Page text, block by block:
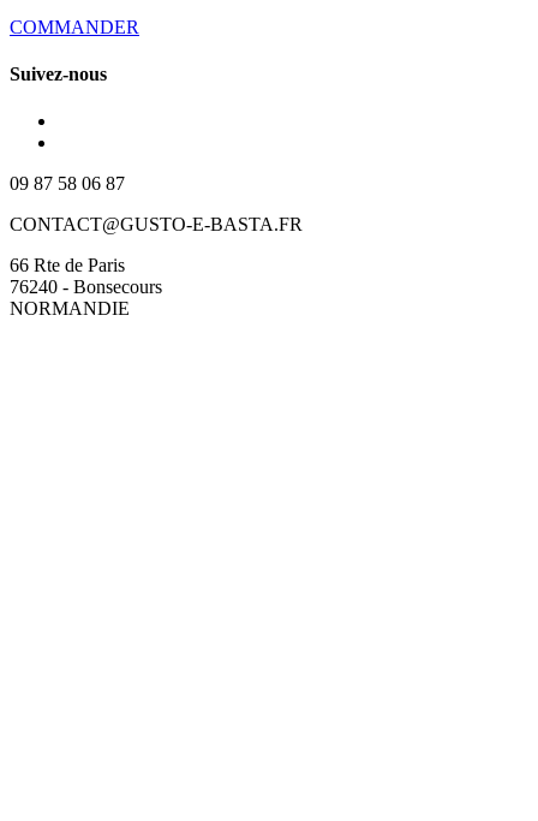
COMMANDER
Suivez-nous
09 87 58 06 87
CONTACT@GUSTO-E-BASTA.FR
66 Rte de Paris
76240 - Bonsecours
NORMANDIE